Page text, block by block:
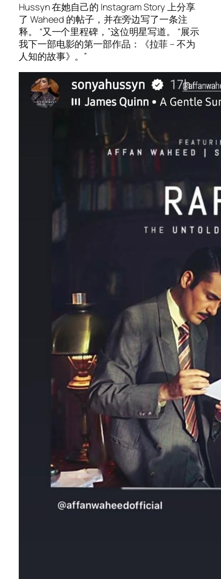
Hussyn 在她自己的 Instagram Story 上分享
了 Waheed 的帖子，并在旁边写了一条注
释。 “又一个里程碑，”这位明星写道。 “展示
我下一部电影的第一部作品：《拉菲 – 不为
人知的故事》。”